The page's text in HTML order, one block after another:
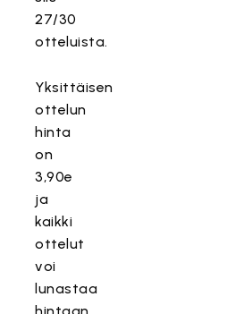
27/30
otteluista.
Yksittäisen
ottelun
hinta
on
3,90e
ja
kaikki
ottelut
voi
lunastaa